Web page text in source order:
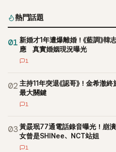
熱門話題
01 新婚才1年遭爆離婚！《藍調》韓
應 真實婚姻現況曝光
1
02 主持11年突退《認哥》！金希澈
最大關鍵
1
03黃晸珉77通電話錄音曝光！崩潰
女曾是SHINee、NCT站姐
1